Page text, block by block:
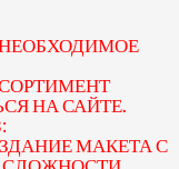
НА САЙТЕ.
МАКЕТА С